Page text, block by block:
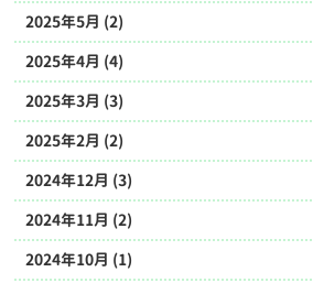
2025年5月 (2)
2025年4月 (4)
2025年3月 (3)
2025年2月 (2)
2024年12月 (3)
2024年11月 (2)
2024年10月 (1)